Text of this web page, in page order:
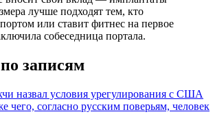
лучше подходят тем, кто
или ставит фитнес на первое
собеседница портала.
записям
назвал условия урегулирования с США
чего, согласно русским поверьям, человек